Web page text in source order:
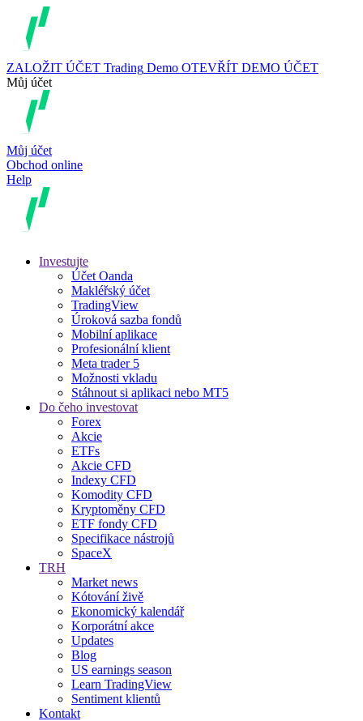
ZALOŽIT ÚČET Trading Demo OTEVŘÍT DEMO ÚČET
Můj účet
Můj účet
Obchod online
Help
Investujte
Účet Oanda
Makléřský účet
TradingView
Úroková sazba fondů
Mobilní aplikace
Profesionální klient
Meta trader 5
Možnosti vkladu
Stáhnout si aplikaci nebo MT5
Do čeho investovat
Forex
Akcie
ETFs
Akcie CFD
Indexy CFD
Komodity CFD
Kryptoměny CFD
ETF fondy CFD
Specifikace nástrojů
SpaceX
TRH
Market news
Kótování živě
Ekonomický kalendář
Korporátní akce
Updates
Blog
US earnings season
Learn TradingView
Sentiment klientů
Kontakt